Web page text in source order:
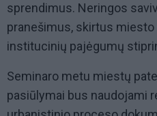
sprendimus. Neringos
pranešimus, skirtus
institucinių pajėgumų
Seminaro metu miestų
pasiūlymai bus naudojami